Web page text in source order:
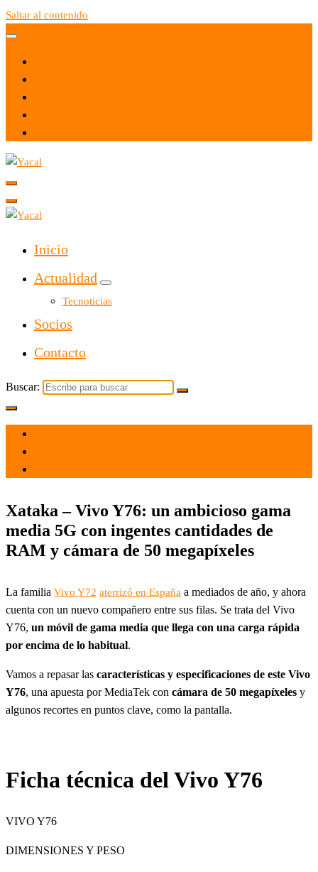
Saltar al contenido
Yacal micro hosting
Inicio
Actualidad
Tecnoticias
Socios
Contacto
Buscar:
Xataka – Vivo Y76: un ambicioso gama
media 5G con ingentes cantidades de
RAM y cámara de 50 megapíxeles
La familia Vivo Y72 aterrizó en España a mediados de año, y ahora
cuenta con un nuevo compañero entre sus filas. Se trata del Vivo
Y76, un móvil de gama media que llega con una carga rápida
por encima de lo habitual.
Vamos a repasar las características y especificaciones de este Vivo
Y76, una apuesta por MediaTek con cámara de 50 megapíxeles y
algunos recortes en puntos clave, como la pantalla.
Ficha técnica del Vivo Y76
VIVO Y76
DIMENSIONES Y PESO